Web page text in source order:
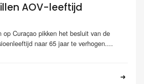
AOV-leeftijd
op Curaçao pikken het besluit van de
naar 65 jaar te verhogen....